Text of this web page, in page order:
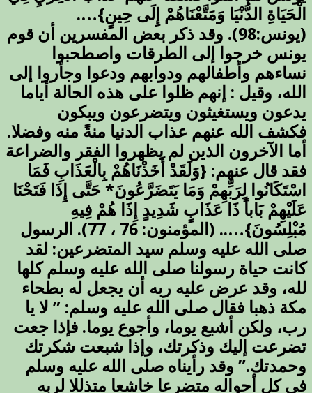
الْحَيَاةِ الدُّنْيَا وَمَتَّعْنَاهُمْ إِلَى حِينٍ}….
(يونس:98). وقد ذكر بعض المفسرين أن قوم
يونس خرجوا إلى الطرقات واصطحبوا
نساءهم وأطفالهم ودوابهم ودعوا وجأروا إلى
الله، وقيل : إنهم ظلوا على هذه الحالة أياما
يدعون ويستغيثون ويتضرعون ويبكون
فكشف الله عنهم عذاب الدنيا منةً منه وفضلا.
أما الآخرون الذين لم يظهروا الفقر والضراعة
فقد قال عنهم: {وَلَقَدْ أَخَذْنَاهُمْ بِالْعَذَابِ فَمَا
اسْتَكَانُوا لِرَبِّهِمْ وَمَا يَتَضَرَّعُونَ* حَتَّى إِذَا فَتَحْنَا
عَلَيْهِمْ بَاباً ذَا عَذَابٍ شَدِيدٍ إِذَا هُمْ فِيهِ
مُبْلِسُونَ}….. (المؤمنون: 76 ، 77). الرسول
صلى الله عليه وسلم سيد المتضرعين: لقد
كانت حياة رسولنا صلى الله عليه وسلم كلها
لله، وقد عرض عليه ربه أن يجعل له بطحاء
مكة ذهبا فقال صلى الله عليه وسلم: ” لا يا
رب، ولكن أشبع يوما، وأجوع يوما. فإذا جعت
تضرعت إليك وذكرتك، وإذا شبعت شكرتك
وحمدتك.” وقد رأيناه صلى الله عليه وسلم
في كل أحواله متضرعا خاشعا متذللا لربه